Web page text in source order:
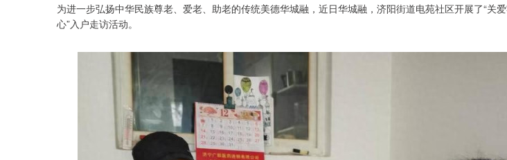
为进一步弘扬中华民族尊老、爱老、助老的传统美德华城融，近日华城融，济阳街道电苑社区开展了“关
心”入户走访活动。